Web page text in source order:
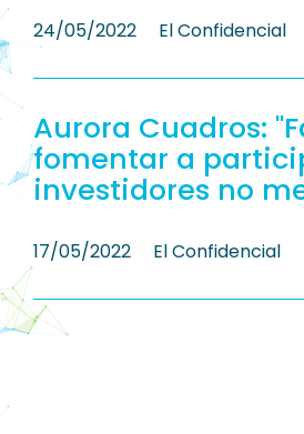
24/05/2022 El Confidencial
Aurora Cuadros:
fomentar a
investidores no
17/05/2022 El Confidencial